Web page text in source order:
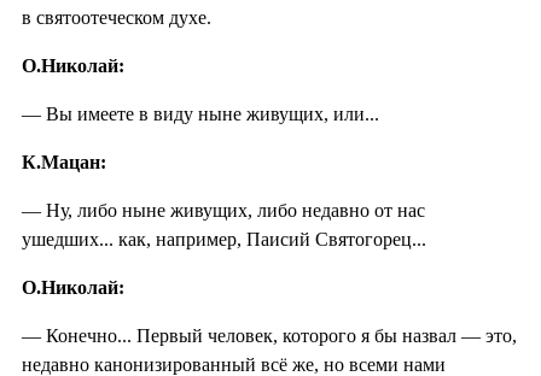
в святоотеческом духе.
О.Николай:
— Вы имеете в виду ныне живущих, или...
К.Мацан:
— Ну, либо ныне живущих, либо недавно от нас
ушедших... как, например, Паисий Святогорец...
О.Николай:
— Конечно... Первый человек, которого я бы назвал — это,
недавно канонизированный всё же, но всеми нами